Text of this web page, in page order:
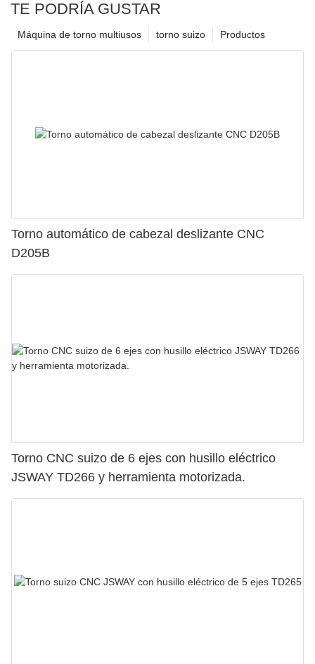
TE PODRÍA GUSTAR
Productos
torno suizo
Máquina de torno multiusos
Torno automático de cabezal deslizante CNC
D205B
Torno CNC suizo de 6 ejes con husillo eléctrico
JSWAY TD266 y herramienta motorizada.